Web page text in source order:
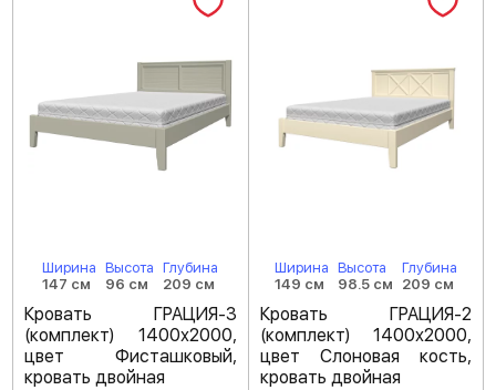
Ширина
147 см
Высота
96 см
Глубина
209 см
Кровать ГРАЦИЯ-3
(комплект) 1400х2000,
цвет Фисташковый,
кровать двойная
Ширина
149 см
Высота
98.5 см
Глубина
209 см
Кровать ГРАЦИЯ-2
(комплект) 1400х2000,
цвет Слоновая кость,
кровать двойная